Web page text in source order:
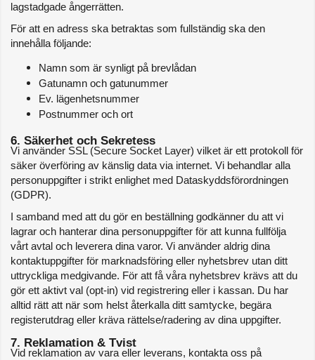
lagstadgade ångerrätten.
För att en adress ska betraktas som fullständig ska den
innehålla följande:
Namn som är synligt på brevlådan
Gatunamn och gatunummer
Ev. lägenhetsnummer
Postnummer och ort
6. Säkerhet och Sekretess
Vi använder SSL (Secure Socket Layer) vilket är ett protokoll för
säker överföring av känslig data via internet. Vi behandlar alla
personuppgifter i strikt enlighet med Dataskyddsförordningen
(GDPR).
I samband med att du gör en beställning godkänner du att vi
lagrar och hanterar dina personuppgifter för att kunna fullfölja
vårt avtal och leverera dina varor. Vi använder aldrig dina
kontaktuppgifter för marknadsföring eller nyhetsbrev utan ditt
uttryckliga medgivande. För att få våra nyhetsbrev krävs att du
gör ett aktivt val (opt-in) vid registrering eller i kassan. Du har
alltid rätt att när som helst återkalla ditt samtycke, begära
registerutdrag eller kräva rättelse/radering av dina uppgifter.
7. Reklamation & Tvist
Vid reklamation av vara eller leverans, kontakta oss på